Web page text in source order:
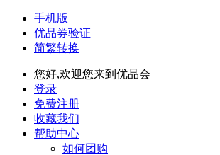
手机版
优品券验证
简繁转换
您好,欢迎您来到优品会
登录
免费注册
收藏我们
帮助中心
如何团购